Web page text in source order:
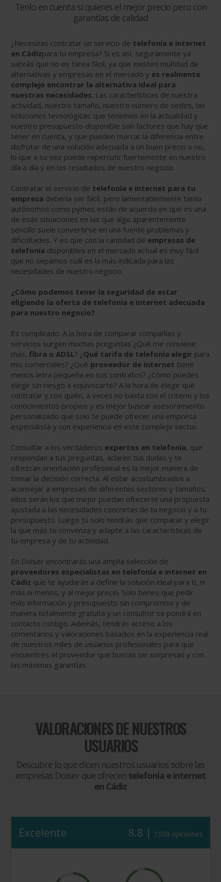
Tenlo en cuenta si quieres el mejor precio pero con
garantías de calidad
¿Necesitas contratar un servicio de telefonía e internet
en Cádizpara tu empresa? Si es así, seguramente ya
sabrás que no es tarea fácil, ya que existen multitud de
alternativas y empresas en el mercado y es realmente
complejo encontrar la alternativa ideal para
nuestras necesidades. Las características de nuestra
actividad, nuestro tamaño, nuestro número de sedes, las
soluciones tecnológicas que tenemos en la actualidad y
nuestro presupuesto disponible son factores que hay que
tener en cuenta, y que pueden marcar la diferencia entre
disfrutar de una solución adecuada a un buen precio o no,
lo que a su vez puede repercutir fuertemente en nuestro
día a día y en los resultados de nuestro negocio.
Contratar el servicio de telefonía e internet para tu
empresa debería ser fácil, pero lamentablemente tanto
autónomos como pymes están de acuerdo en que es una
de esas situaciones en las que algo aparentemente
sencillo suele convertirse en una fuente problemas y
dificultades. Y es que con la cantidad de empresas de
telefonía disponibles en el mercado actual es muy fácil
que no sepamos cuál es la más indicada para las
necesidades de nuestro negocio.
¿Cómo podemos tener la seguridad de estar
eligiendo la oferta de telefonía e internet adecuada
para nuestro negocio?
Es complicado. A la hora de comparar compañías y
servicios surgen muchas preguntas ¿Qué me conviene
más, fibra o ADSL? ¿Qué tarifa de telefonía elegir para
mis comerciales? ¿Qué proveedor de internet tiene
menos letra pequeña en sus contratos? ¿Cómo puedes
elegir sin riesgo a equivocarte? A la hora de elegir qué
contratar y con quién, a veces no basta con el criterio y los
conocimientos propios y es mejor buscar asesoramiento
personalizado que solo te puede ofrecer una empresa
especialista y con experiencia en este complejo sector.
Consultar a los verdaderos expertos en telefonía, que
respondan a tus preguntas, aclaren tus dudas y te
ofrezcan orientación profesional es la mejor manera de
tomar la decisión correcta. Al estar acostumbrados a
aconsejar a empresas de diferentes sectores y tamaños,
ellos serán los que mejor puedan ofrecerte una propuesta
ajustada a las necesidades concretas de tu negocio y a tu
presupuesto. Luego tú solo tendrás que comparar y elegir
la que más te convenza y adapte a las características de
tu empresa y de tu actividad.
En Doiser encontrarás una amplia selección de
proveedores especialistas en telefonía e internet en
Cádiz que te ayudarán a definir la solución ideal para ti, ni
más ni menos, y al mejor precio. Solo tienes que pedir
más información y presupuesto sin compromiso y de
manera totalmente gratuita y un consultor se pondrá en
contacto contigo. Además, tendrás acceso a los
comentarios y valoraciones basados en la experiencia real
de nuestros miles de usuarios profesionales para que
encuentres el proveedor que buscas sin sorpresas y con
las máximas garantías.
VALORACIONES DE NUESTROS
USUARIOS
Descubre lo que dicen nuestros usuarios sobre las
empresas Doiser que ofrecen telefonía e internet
en Cádiz
Excelente 8.8 | 1508 opiniones